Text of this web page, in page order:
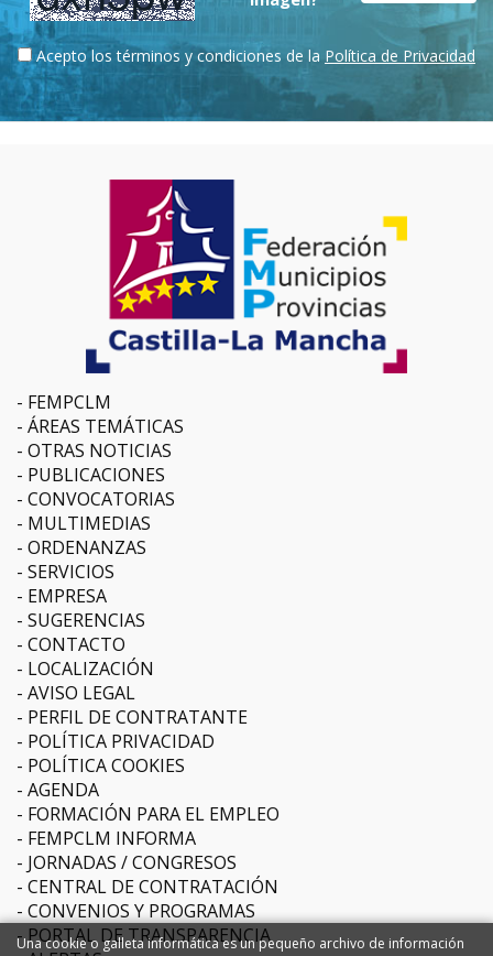
Acepto los términos y condiciones de la Política de Privacidad
FEMPCLM
ÁREAS TEMÁTICAS
OTRAS NOTICIAS
PUBLICACIONES
CONVOCATORIAS
MULTIMEDIAS
ORDENANZAS
SERVICIOS
EMPRESA
SUGERENCIAS
CONTACTO
LOCALIZACIÓN
AVISO LEGAL
PERFIL DE CONTRATANTE
POLÍTICA PRIVACIDAD
POLÍTICA COOKIES
AGENDA
FORMACIÓN PARA EL EMPLEO
FEMPCLM INFORMA
JORNADAS / CONGRESOS
CENTRAL DE CONTRATACIÓN
CONVENIOS Y PROGRAMAS
PORTAL DE TRANSPARENCIA
Una cookie o galleta informática es un pequeño archivo de información